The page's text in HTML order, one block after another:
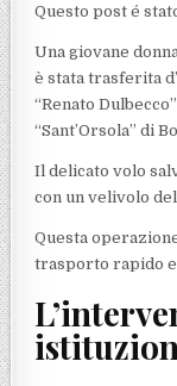
Questo post é
Una giovane
è stata trasferita
“Renato
“Sant’Orsola” di
Il delicato volo
con un velivolo
Questa
trasporto rapido